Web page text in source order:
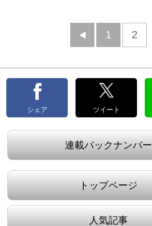
前
1 2
シェア ツイート
連載バックナンバー
トップページ
人気記事